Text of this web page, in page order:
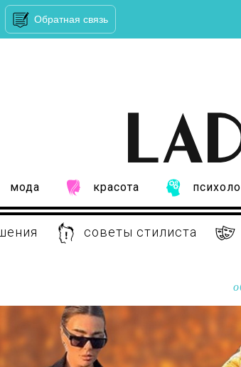
Обратная связь
мода красота
советы стилиста